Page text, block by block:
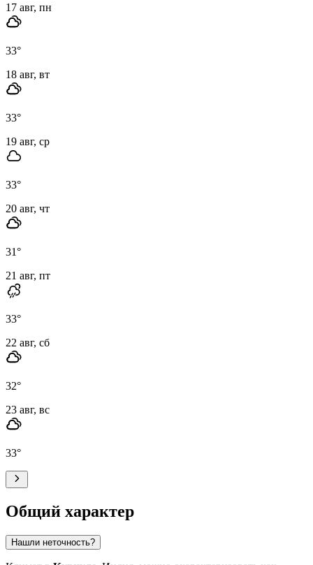
17 авг, пн
33°
18 авг, вт
33°
19 авг, ср
33°
20 авг, чт
31°
21 авг, пт
33°
22 авг, сб
32°
23 авг, вс
33°
Общий характер
Нашли неточность?